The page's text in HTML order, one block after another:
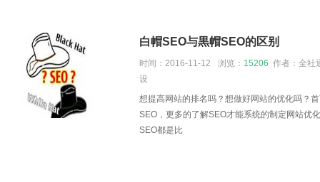
白帽SEO与黒帽SEO的区别
时间：2016-11-12 浏览： 15206 作者：全社
设
想提高网站的排名吗？想做好网站的优化吗？
SEO，更多的了解SEO才能系统的制定网站优
SEO都是比